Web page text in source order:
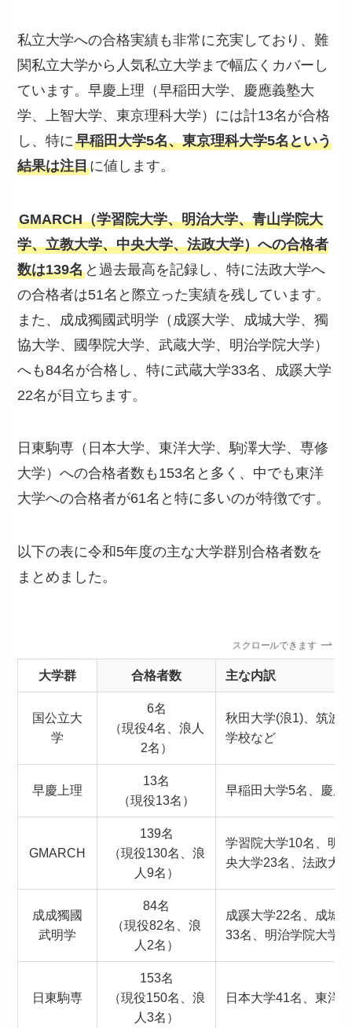
私立大学への合格実績も非常に充実しており、難
関私立大学から人気私立大学まで幅広くカバーし
ています。早慶上理（早稲田大学、慶應義塾大
学、上智大学、東京理科大学）には計13名が合格
し、特に早稲田大学5名、東京理科大学5名という
結果は注目に値します。
GMARCH（学習院大学、明治大学、青山学院大
学、立教大学、中央大学、法政大学）への合格者
数は139名 と過去最高を記録し、特に法政大学へ
の合格者は51名と際立った実績を残しています。
また、成成獨國武明学（成蹊大学、成城大学、獨
協大学、國學院大学、武蔵大学、明治学院大学）
へも84名が合格し、特に武蔵大学33名、成蹊大学
22名が目立ちます。
日東駒専（日本大学、東洋大学、駒澤大学、専修
大学）への合格者数も153名と多く、中でも東洋
大学への合格者が61名と特に多いのが特徴です。
以下の表に令和5年度の主な大学群別合格者数を
まとめました。
スクロールできます
大学群 合格者数 主な内訳
国公立大
学
6名
（現役4名、浪人
2名）
秋田大学(浪1)、筑波
学校など
早慶上理
13名
（現役13名）
早稲田大学5名、慶應
GMARCH
139名
（現役130名、浪
人9名）
学習院大学10名、明
央大学23名、法政大
成成獨國
武明学
84名
（現役82名、浪
人2名）
成蹊大学22名、成城
33名、明治学院大学9
日東駒専
153名
（現役150名、浪
人3名）
日本大学41名、東洋